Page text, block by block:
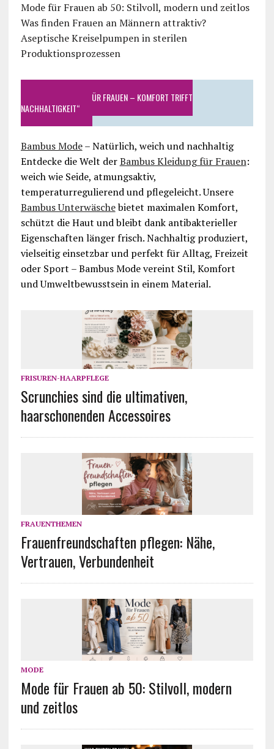
Mode für Frauen ab 50: Stilvoll, modern und zeitlos
Was finden Frauen an Männern attraktiv?
Aseptische Kreiselpumpen in sterilen
Produktionsprozessen
„BAMBUS MODE FÜR FRAUEN – KOMFORT TRIFFT
NACHHALTIGKEIT“
Bambus Mode– Natürlich, weich und nachhaltig
Entdecke die Welt derBambus Kleidung für Frauen:
weich wie Seide, atmungsaktiv,
temperaturregulierend und pflegeleicht. Unsere
Bambus Unterwäschebietet maximalen Komfort,
schützt die Haut und bleibt dank antibakterieller
Eigenschaften länger frisch. Nachhaltig produziert,
vielseitig einsetzbar und perfekt für Alltag, Freizeit
oder Sport – Bambus Mode vereint Stil, Komfort
und Umweltbewusstsein in einem Material.
FRISUREN-HAARPFLEGE
Scrunchies sind die ultimativen,
haarschonenden Accessoires
FRAUENTHEMEN
Frauenfreundschaften pflegen: Nähe,
Vertrauen, Verbundenheit
MODE
Mode für Frauen ab 50: Stilvoll, modern
und zeitlos